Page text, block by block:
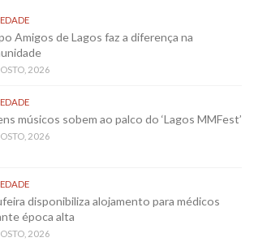
Amigos de Lagos faz a diferença na
2026
músicos sobem ao palco do ‘Lagos MMFest’
2026
disponibiliza alojamento para médicos
época alta
2026